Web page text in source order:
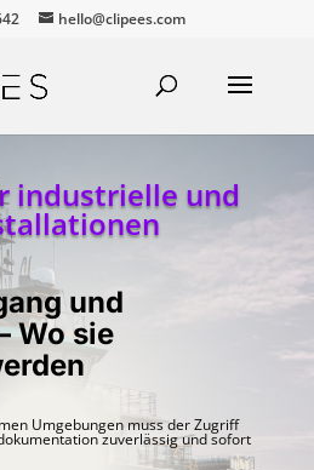
hello@clipees.com
industrielle und
und
Wo sie
Umgebungen muss der Zugriff
zuverlässig und sofort